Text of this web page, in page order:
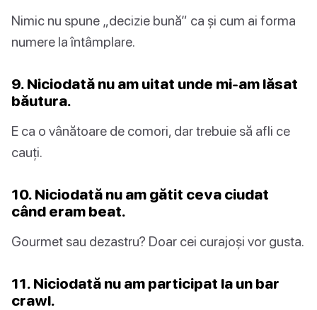
Nimic nu spune „decizie bună” ca și cum ai forma
numere la întâmplare.
9. Niciodată nu am uitat unde mi-am lăsat
băutura.
E ca o vânătoare de comori, dar trebuie să afli ce
cauți.
10. Niciodată nu am gătit ceva ciudat
când eram beat.
Gourmet sau dezastru? Doar cei curajoși vor gusta.
11. Niciodată nu am participat la un bar
crawl.